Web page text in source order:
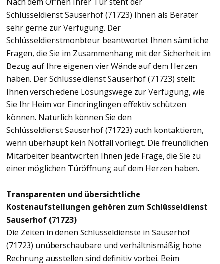
Schlüsseldienst Sauserhof (71723) Ihnen als Berater
sehr gerne zur Verfügung. Der
Schlüsseldienstmonbteur beantwortet Ihnen sämtliche
Fragen, die Sie im Zusammenhang mit der Sicherheit im
Bezug auf Ihre eigenen vier Wände auf dem Herzen
haben. Der Schlüsseldienst Sauserhof (71723) stellt
Ihnen verschiedene Lösungswege zur Verfügung, wie
Sie Ihr Heim vor Eindringlingen effektiv schützen
können. Natürlich können Sie den
Schlüsseldienst Sauserhof (71723) auch kontaktieren,
wenn überhaupt kein Notfall vorliegt. Die freundlichen
Mitarbeiter beantworten Ihnen jede Frage, die Sie zu
einer möglichen Türöffnung auf dem Herzen haben.
Transparenten und übersichtliche
Kostenaufstellungen gehören zum Schlüsseldienst
Sauserhof (71723)
Die Zeiten in denen Schlüsseldienste in Sauserhof
(71723) unüberschaubare und verhältnismäßig hohe
Rechnung ausstellen sind definitiv vorbei. Beim